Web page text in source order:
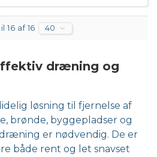
16 af 16 40
dræning og
løsning til fjernelse af
brønde, byggepladser og
er nødvendig. De er
både rent og let snavset